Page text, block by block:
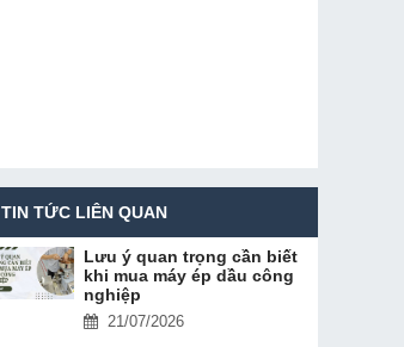
TIN TỨC LIÊN QUAN
Lưu ý quan trọng cần biết
khi mua máy ép dầu công
nghiệp
21/07/2026